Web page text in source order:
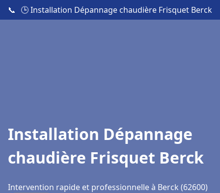
📞 🕒 Installation Dépannage chaudière Frisquet Berck
Installation Dépannage
chaudière Frisquet Berck
Intervention rapide et professionnelle à Berck (62600)